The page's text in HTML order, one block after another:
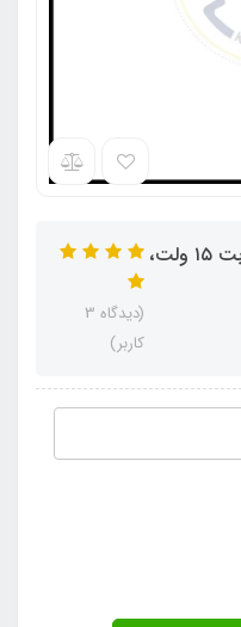
رگولاتور LM7815CV | رگولاتور ثابت ۱۵ ولت،
(دیدگاه 3
کاربر)